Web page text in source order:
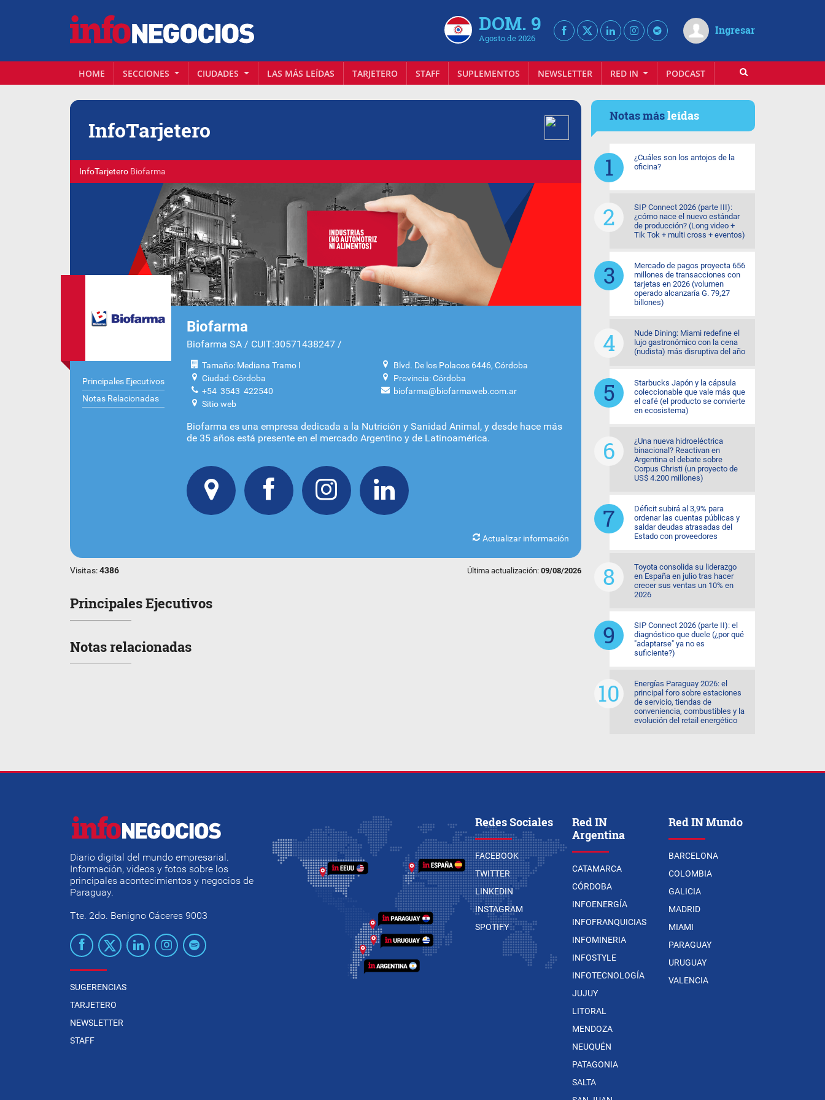
DOM. 9
Agosto de 2026
Ingresar
HOME SECCIONES CIUDADES LAS MÁS LEÍDAS TARJETERO STAFF SUPLEMENTOS NEWSLETTER RED IN PODCAST
InfoTarjetero
InfoTarjetero Biofarma
Principales Ejecutivos
Notas Relacionadas
Biofarma
Biofarma SA / CUIT:30571438247 /
Tamaño: Mediana Tramo I
Blvd. De los Polacos 6446, Córdoba
Ciudad: Córdoba
Provincia: Córdoba
+54 3543 422540
biofarma@biofarmaweb.com.ar
Sitio web
Biofarma es una empresa dedicada a la Nutrición y Sanidad Animal, y desde hace más
de 35 años está presente en el mercado Argentino y de Latinoamérica.
Actualizar información
Visitas:4386 Última actualización: 09/08/2026
Principales Ejecutivos
Notas relacionadas
Notas másleídas
¿Cuáles son los antojos de la
oficina?
SIP Connect 2026 (parte III):
¿cómo nace el nuevo estándar
de producción? (Long video +
Tik Tok + multi cross + eventos)
Mercado de pagos proyecta 656
millones de transacciones con
tarjetas en 2026 (volumen
operado alcanzaría G. 79,27
billones)
Nude Dining: Miami redefine el
lujo gastronómico con la cena
(nudista) más disruptiva del año
Starbucks Japón y la cápsula
coleccionable que vale más que
el café (el producto se convierte
en ecosistema)
¿Una nueva hidroeléctrica
binacional? Reactivan en
Argentina el debate sobre
Corpus Christi (un proyecto de
US$ 4.200 millones)
Déficit subirá al 3,9% para
ordenar las cuentas públicas y
saldar deudas atrasadas del
Estado con proveedores
Toyota consolida su liderazgo
en España en julio tras hacer
crecer sus ventas un 10% en
2026
SIP Connect 2026 (parte II): el
diagnóstico que duele (¿por qué
"adaptarse" ya no es
suficiente?)
Energías Paraguay 2026: el
principal foro sobre estaciones
de servicio, tiendas de
conveniencia, combustibles y la
evolución del retail energético
Diario digital del mundo empresarial.
Información, videos y fotos sobre los
principales acontecimientos y negocios de
Paraguay.
Tte. 2do. Benigno Cáceres 9003
SUGERENCIAS
TARJETERO
NEWSLETTER
STAFF
Redes Sociales
FACEBOOK
TWITTER
LINKEDIN
INSTAGRAM
SPOTIFY
Red IN
Argentina
CATAMARCA
CÓRDOBA
INFOENERGÍA
INFOFRANQUICIAS
INFOMINERIA
INFOSTYLE
INFOTECNOLOGÍA
JUJUY
LITORAL
MENDOZA
NEUQUÉN
PATAGONIA
SALTA
Red IN Mundo
BARCELONA
COLOMBIA
GALICIA
MADRID
MIAMI
PARAGUAY
URUGUAY
VALENCIA